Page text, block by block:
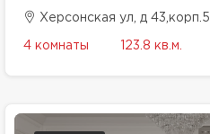
Херсонская ул, д 43,корп.5
4 комнаты 123.8 кв.м.